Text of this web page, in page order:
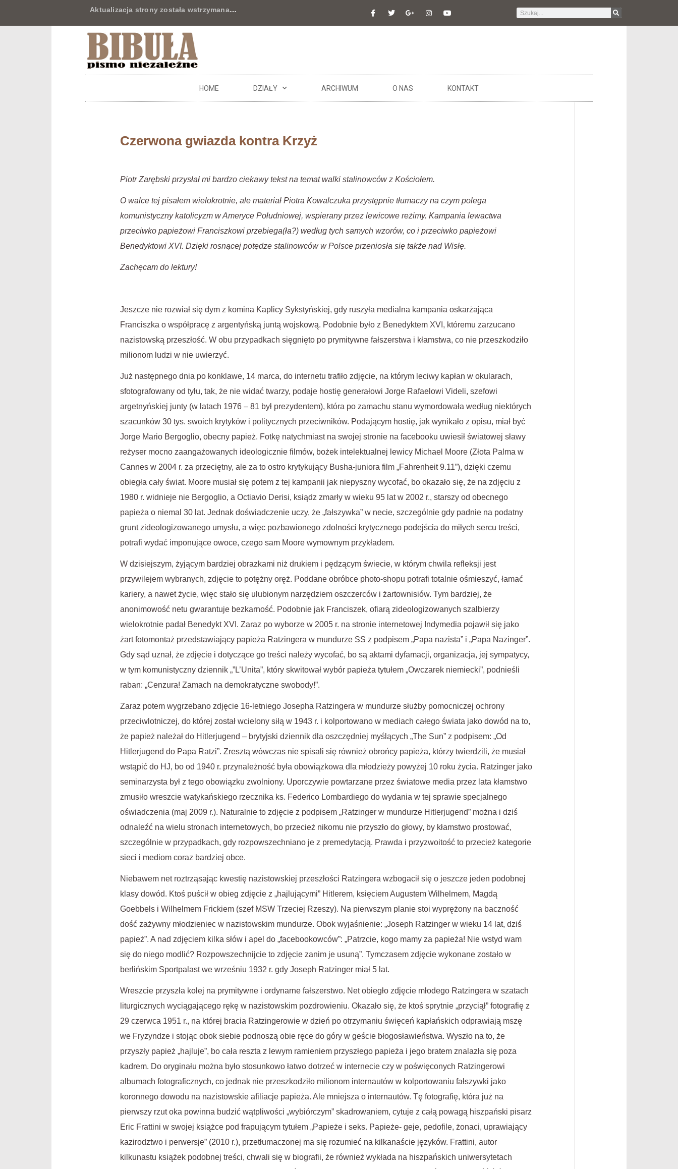
Aktualizacja strony została wstrzymana…
HOME DZIAŁY ARCHIWUM O NAS KONTAKT
Czerwona gwiazda kontra Krzyż
Piotr Zarębski przysłał mi bardzo ciekawy tekst na temat walki stalinowców z Kościołem.
O walce tej pisałem wielokrotnie, ale materiał Piotra Kowalczuka przystępnie tłumaczy na czym polega
komunistyczny katolicyzm w Ameryce Południowej, wspierany przez lewicowe reżimy. Kampania lewactwa
przeciwko papieżowi Franciszkowi przebiega(ła?) według tych samych wzorów, co i przeciwko papieżowi
Benedyktowi XVI. Dzięki rosnącej potędze stalinowców w Polsce przeniosła się także nad Wisłę.
Zachęcam do lektury!
Jeszcze nie rozwiał się dym z komina Kaplicy Sykstyńskiej, gdy ruszyła medialna kampania oskarżająca
Franciszka o współpracę z argentyńską juntą wojskową. Podobnie było z Benedyktem XVI, któremu zarzucano
nazistowską przeszłość. W obu przypadkach sięgnięto po prymitywne fałszerstwa i kłamstwa, co nie przeszkodziło
milionom ludzi w nie uwierzyć.
Już następnego dnia po konklawe, 14 marca, do internetu trafiło zdjęcie, na którym leciwy kapłan w okularach,
sfotografowany od tyłu, tak, że nie widać twarzy, podaje hostię generałowi Jorge Rafaelowi Videli, szefowi
argetnyńskiej junty (w latach 1976 – 81 był prezydentem), która po zamachu stanu wymordowała według niektórych
szacunków 30 tys. swoich krytyków i politycznych przeciwników. Podającym hostię, jak wynikało z opisu, miał być
Jorge Mario Bergoglio, obecny papież. Fotkę natychmiast na swojej stronie na facebooku uwiesił światowej sławy
reżyser mocno zaangażowanych ideologicznie filmów, bożek intelektualnej lewicy Michael Moore (Złota Palma w
Cannes w 2004 r. za przeciętny, ale za to ostro krytykujący Busha-juniora film „Fahrenheit 9.11”), dzięki czemu
obiegła cały świat. Moore musiał się potem z tej kampanii jak niepyszny wycofać, bo okazało się, że na zdjęciu z
1980 r. widnieje nie Bergoglio, a Octiavio Derisi, ksiądz zmarły w wieku 95 lat w 2002 r., starszy od obecnego
papieża o niemal 30 lat. Jednak doświadczenie uczy, że „fałszywka” w necie, szczególnie gdy padnie na podatny
grunt zideologizowanego umysłu, a więc pozbawionego zdolności krytycznego podejścia do miłych sercu treści,
potrafi wydać imponujące owoce, czego sam Moore wymownym przykładem.
W dzisiejszym, żyjącym bardziej obrazkami niż drukiem i pędzącym świecie, w którym chwila refleksji jest
przywilejem wybranych, zdjęcie to potężny oręż. Poddane obróbce photo-shopu potrafi totalnie ośmieszyć, łamać
kariery, a nawet życie, więc stało się ulubionym narzędziem oszczerców i żartownisiów. Tym bardziej, że
anonimowość netu gwarantuje bezkarność. Podobnie jak Franciszek, ofiarą zideologizowanych szalbierzy
wielokrotnie padał Benedykt XVI. Zaraz po wyborze w 2005 r. na stronie internetowej Indymedia pojawił się jako
żart fotomontaż przedstawiający papieża Ratzingera w mundurze SS z podpisem „Papa nazista” i „Papa Nazinger”.
Gdy sąd uznał, że zdjęcie i dotyczące go treści należy wycofać, bo są aktami dyfamacji, organizacja, jej sympatycy,
w tym komunistyczny dziennik „”L’Unita”, który skwitował wybór papieża tytułem „Owczarek niemiecki”, podnieśli
raban: „Cenzura! Zamach na demokratyczne swobody!”.
Zaraz potem wygrzebano zdjęcie 16-letniego Josepha Ratzingera w mundurze służby pomocniczej ochrony
przeciwlotniczej, do której został wcielony siłą w 1943 r. i kolportowano w mediach całego świata jako dowód na to,
że papież należał do Hitlerjugend – brytyjski dziennik dla oszczędniej myślących „The Sun” z podpisem: „Od
Hitlerjugend do Papa Ratzi”. Zresztą wówczas nie spisali się również obrońcy papieża, którzy twierdzili, że musiał
wstąpić do HJ, bo od 1940 r. przynależność była obowiązkowa dla młodzieży powyżej 10 roku życia. Ratzinger jako
seminarzysta był z tego obowiązku zwolniony. Uporczywie powtarzane przez światowe media przez lata kłamstwo
zmusiło wreszcie watykańskiego rzecznika ks. Federico Lombardiego do wydania w tej sprawie specjalnego
oświadczenia (maj 2009 r.). Naturalnie to zdjęcie z podpisem „Ratzinger w mundurze Hitlerjugend” można i dziś
odnaleźć na wielu stronach internetowych, bo przecież nikomu nie przyszło do głowy, by kłamstwo prostować,
szczególnie w przypadkach, gdy rozpowszechniano je z premedytacją. Prawda i przyzwoitość to przecież kategorie
sieci i mediom coraz bardziej obce.
Niebawem net roztrząsając kwestię nazistowskiej przeszłości Ratzingera wzbogacił się o jeszcze jeden podobnej
klasy dowód. Ktoś puścił w obieg zdjęcie z „hajlującymi” Hitlerem, księciem Augustem Wilhelmem, Magdą
Goebbels i Wilhelmem Frickiem (szef MSW Trzeciej Rzeszy). Na pierwszym planie stoi wyprężony na baczność
dość zażywny młodzieniec w nazistowskim mundurze. Obok wyjaśnienie: „Joseph Ratzinger w wieku 14 lat, dziś
papież”. A nad zdjęciem kilka słów i apel do „facebookowców”: „Patrzcie, kogo mamy za papieża! Nie wstyd wam
się do niego modlić? Rozpowszechnijcie to zdjęcie zanim je usuną”. Tymczasem zdjęcie wykonane zostało w
berlińskim Sportpalast we wrześniu 1932 r. gdy Joseph Ratzinger miał 5 lat.
Wreszcie przyszła kolej na prymitywne i ordynarne fałszerstwo. Net obiegło zdjęcie młodego Ratzingera w szatach
liturgicznych wyciągającego rękę w nazistowskim pozdrowieniu. Okazało się, że ktoś sprytnie „przyciął” fotografię z
29 czerwca 1951 r., na której bracia Ratzingerowie w dzień po otrzymaniu święceń kapłańskich odprawiają mszę
we Fryzyndze i stojąc obok siebie podnoszą obie ręce do góry w geście błogosławieństwa. Wyszło na to, że
przyszły papież „hajluje”, bo cała reszta z lewym ramieniem przyszłego papieża i jego bratem znalazła się poza
kadrem. Do oryginału można było stosunkowo łatwo dotrzeć w internecie czy w poświęconych Ratzingerowi
albumach fotograficznych, co jednak nie przeszkodziło milionom internautów w kolportowaniu fałszywki jako
koronnego dowodu na nazistowskie afiliacje papieża. Ale mniejsza o internautów. Tę fotografię, która już na
pierwszy rzut oka powinna budzić wątpliwości „wybiórczym” skadrowaniem, cytuje z całą powagą hiszpański pisarz
Eric Frattini w swojej książce pod frapującym tytułem „Papieże i seks. Papieże- geje, pedofile, żonaci, uprawiający
kazirodztwo i perwersje” (2010 r.), przetłumaczonej ma się rozumieć na kilkanaście języków. Frattini, autor
kilkunastu książek podobnej treści, chwali się w biografii, że również wykłada na hiszpańskich uniwersytetach